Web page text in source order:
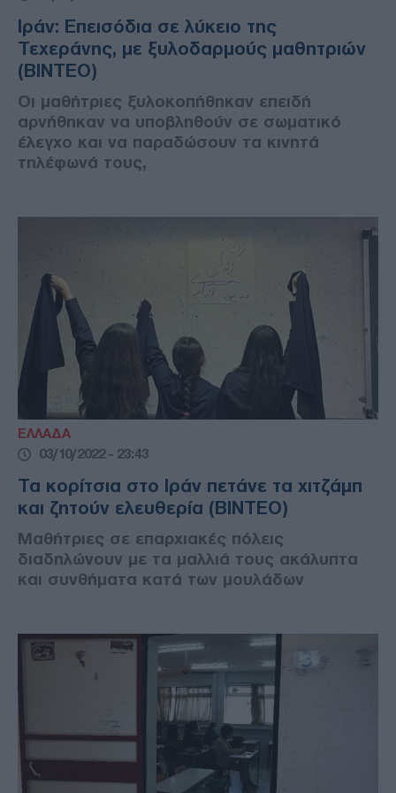
Ιράν: Επεισόδια σε λύκειο της
Τεχεράνης, με ξυλοδαρμούς μαθητριών
(ΒΙΝΤΕΟ)
Οι μαθήτριες ξυλοκοπήθηκαν επειδή
αρνήθηκαν να υποβληθούν σε σωματικό
έλεγχο και να παραδώσουν τα κινητά
τηλέφωνά τους,
ΕΛΛΑΔΑ
03/10/2022 - 23:43
Τα κορίτσια στο Ιράν πετάνε τα χιτζάμπ
και ζητούν ελευθερία (ΒΙΝΤΕΟ)
Μαθήτριες σε επαρχιακές πόλεις
διαδηλώνουν με τα μαλλιά τους ακάλυπτα
και συνθήματα κατά των μουλάδων